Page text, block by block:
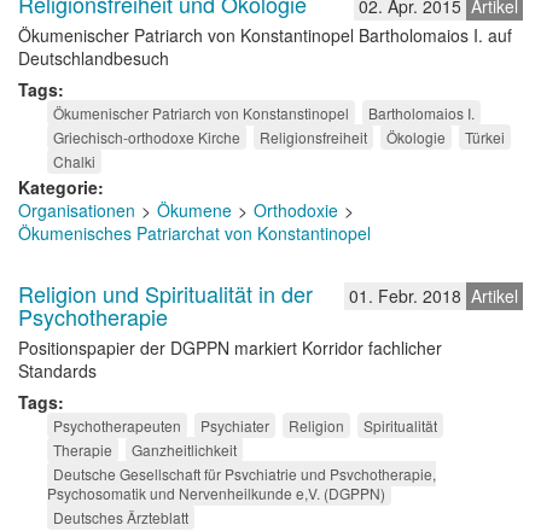
Artikel
02. Apr. 2015
Ökumenischer Patriarch von Konstantinopel Bartholomaios I. auf
Deutschlandbesuch
Tags
Ökumenischer Patriarch von Konstanstinopel
Bartholomaios I.
Griechisch-orthodoxe Kirche
Religionsfreiheit Ökologie
Türkei
Chalki
Kategorie
Organisationen
Ökumene
Orthodoxie
Ökumenisches Patriarchat von Konstantinopel
Artikel
01. Febr. 2018
Religion und Spiritualität in der
Psychotherapie
Positionspapier der DGPPN markiert Korridor fachlicher
Standards
Tags
Psychotherapeuten Psychiater Religion
Spiritualität
Therapie
Ganzheitlichkeit
Deutsche Gesellschaft für Psychiatrie und Psychotherapie,
Psychosomatik und Nervenheilkunde e,V. (DGPPN)
Deutsches Ärzteblatt